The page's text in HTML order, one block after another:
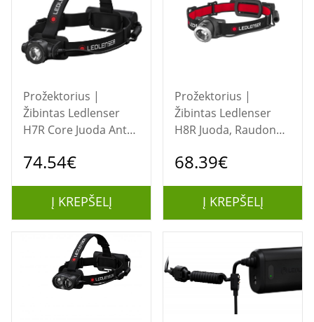
Prožektorius |
Žibintas Ledlenser
H7R Core Juoda Ant
žibintuvėlis LED
74.54€
Į KREPŠELĮ
Prožektorius |
Žibintas Ledlenser
H8R Juoda, Raudona
tvirtinamas
68.39€
Į KREPŠELĮ